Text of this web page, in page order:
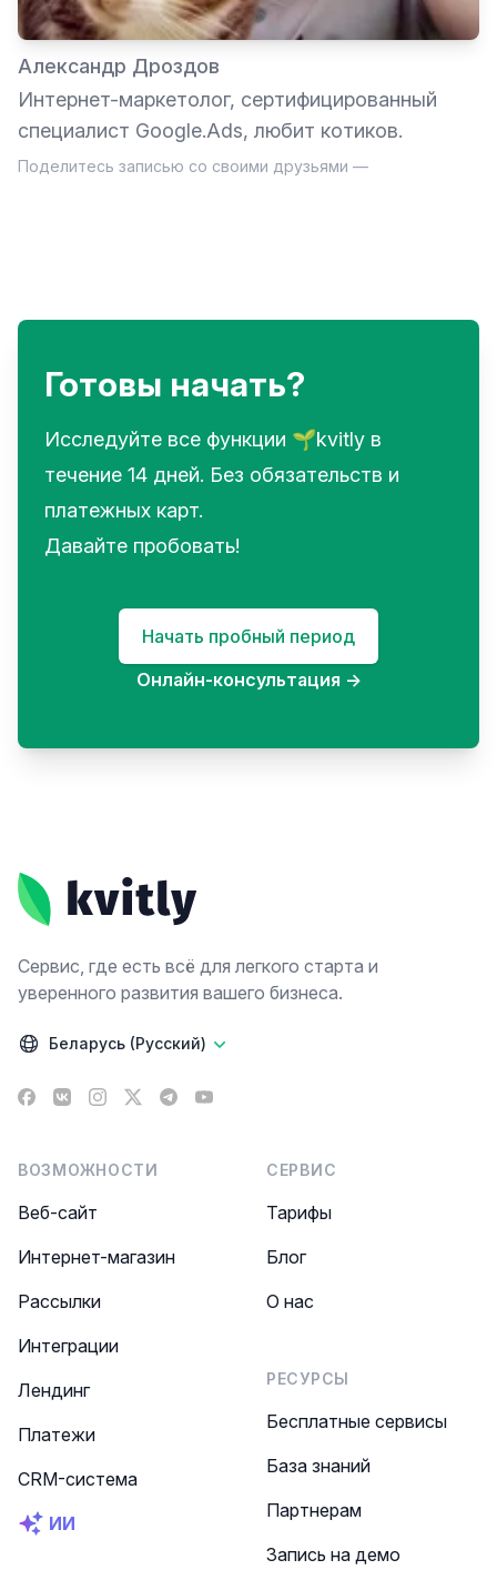
Александр Дроздов
Интернет-маркетолог, сертифицированный
специалист Google.Ads, любит котиков.
Поделитесь записью со своими друзьями —
Готовы начать?
Исследуйте все функции 🌱kvitly в
течение 14 дней. Без обязательств и
платежных карт.
Давайте пробовать!
Начать пробный период
Онлайн-консультация →
Сервис, где есть всё для легкого старта и
уверенного развития вашего бизнеса.
Беларусь (Русский)
Facebook
VK Instagram
X TelegramYouTube
ВОЗМОЖНОСТИ
Веб-сайт
Интернет-магазин
Рассылки
Интеграции
Лендинг
Платежи
CRM-система
ИИ
СЕРВИС
Тарифы
Блог
О нас
РЕСУРСЫ
Бесплатные сервисы
База знаний
Партнерам
Запись на демо